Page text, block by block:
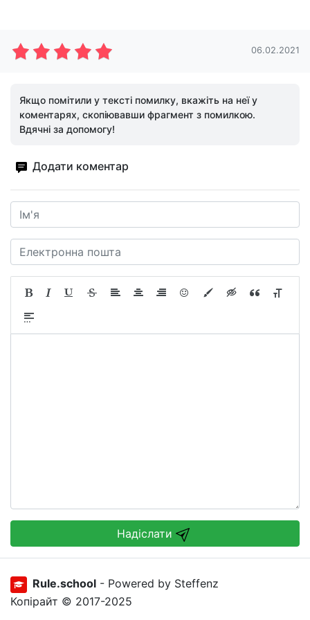
06.02.2021
Якщо помітили у тексті помилку, вкажіть на неї у
коментарях, скопіювавши фрагмент з помилкою.
Вдячні за допомогу!
Додати коментар
Надіслати
Rule.school - Powered by Steffenz
Копірайт © 2017-2025